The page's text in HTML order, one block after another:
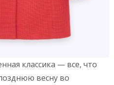
классика — все, что
весну во